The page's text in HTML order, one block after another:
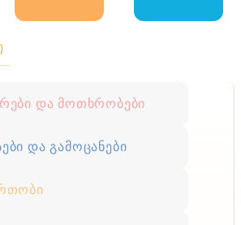
და მოთხრობები
და გამოცანები